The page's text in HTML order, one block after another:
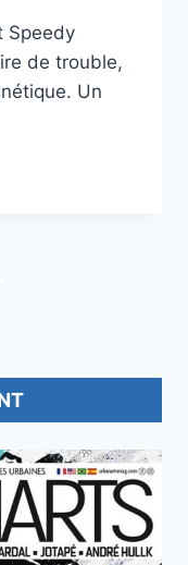
Speedy
de trouble,
Un